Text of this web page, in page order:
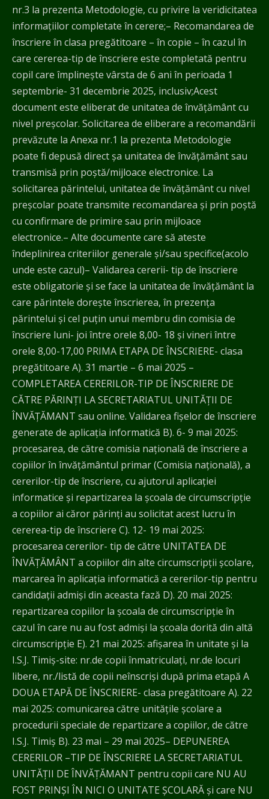
nr.3 la prezenta Metodologie, cu privire la veridicitatea
informațiilor completate în cerere;– Recomandarea de
înscriere în clasa pregătitoare – în copie – în cazul în
care cererea-tip de înscriere este completată pentru
copil care împlinește vârsta de 6 ani în perioada 1
septembrie- 31 decembrie 2025, inclusiv;Acest
document este eliberat de unitatea de învățământ cu
nivel preșcolar. Solicitarea de eliberare a recomandării
prevăzute la Anexa nr.1 la prezenta Metodologie
poate fi depusă direct șa unitatea de învățământ sau
transmisă prin poștă/mijloace electronice. La
solicitarea părintelui, unitatea de învățământ cu nivel
preșcolar poate transmite recomandarea și prin poștă
cu confirmare de primire sau prin mijloace
electronice.– Alte documente care să ateste
îndeplinirea criteriilor generale și/sau specifice(acolo
unde este cazul)– Validarea cererii- tip de înscriere
este obligatorie și se face la unitatea de învățământ la
care părintele dorește înscrierea, în prezența
părintelui și cel puțin unui membru din comisia de
înscriere luni- joi între orele 8,00- 18 și vineri între
orele 8,00-17,00 PRIMA ETAPA DE ÎNSCRIERE- clasa
pregătitoare A). 31 martie – 6 mai 2025 –
COMPLETAREA CERERILOR-TIP DE ÎNSCRIERE DE
CĂTRE PĂRINȚI LA SECRETARIATUL UNITĂŢII DE
ÎNVĂŢĂMANT sau online. Validarea fișelor de înscriere
generate de aplicația informatică B). 6- 9 mai 2025:
procesarea, de către comisia națională de înscriere a
copiilor în învățământul primar (Comisia națională), a
cererilor-tip de înscriere, cu ajutorul aplicației
informatice și repartizarea la școala de circumscripție
a copiilor ai căror părinți au solicitat acest lucru în
cererea-tip de înscriere C). 12- 19 mai 2025:
procesarea cererilor- tip de către UNITATEA DE
ÎNVĂȚĂMÂNT a copiilor din alte circumscripții școlare,
marcarea în aplicația informatică a cererilor-tip pentru
candidații admiși din aceasta fază D). 20 mai 2025:
repartizarea copiilor la școala de circumscripție în
cazul în care nu au fost admiși la școala dorită din altă
circumscripție E). 21 mai 2025: afișarea în unitate și la
I.S.J. Timiş-site: nr.de copii înmatriculați, nr.de locuri
libere, nr./listă de copii neînscriși după prima etapă A
DOUA ETAPĂ DE ÎNSCRIERE- clasa pregătitoare A). 22
mai 2025: comunicarea către unitățile școlare a
procedurii speciale de repartizare a copiilor, de către
I.S.J. Timiş B). 23 mai – 29 mai 2025– DEPUNEREA
CERERILOR –TIP DE ÎNSCRIERE LA SECRETARIATUL
UNITĂŢII DE ÎNVĂŢĂMANT pentru copii care NU AU
FOST PRINȘI ÎN NICI O UNITATE ȘCOLARĂ și care NU